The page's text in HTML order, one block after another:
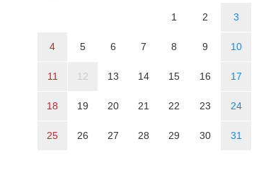
1 2 3
4 5 6 7 8 9 10
11 12 13 14 15 16 17
18 19 20 21 22 23 24
25 26 27 28 29 30 31